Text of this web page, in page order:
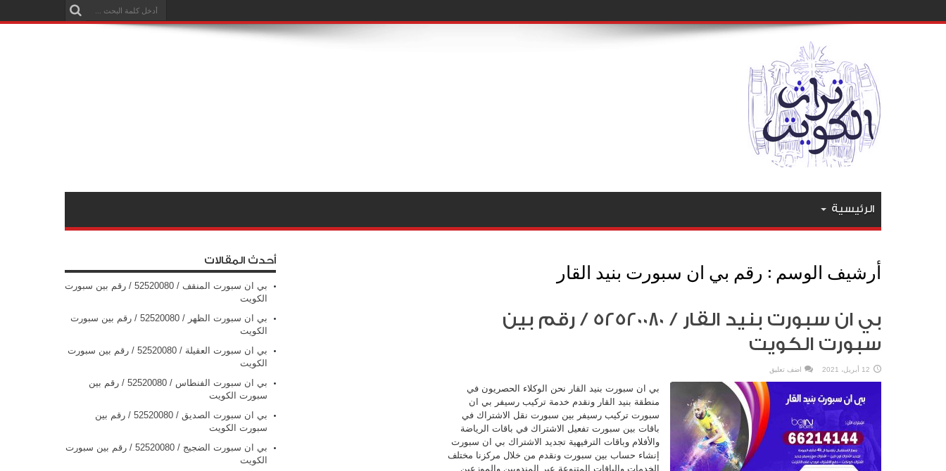
الرئيسية
أرشيف الوسم : رقم بي ان سبورت بنيد القار
بي ان سبورت بنيد القار / 52520080 / رقم بين
سبورت الكويت
12 أبريل، 2021 اضف تعليق
بي ان سبورت بنيد القار نحن الوكلاء الحصريون في
منطقة بنيد القار ونقدم خدمة تركيب رسيفر بي ان
سبورت تركيب رسيفر بين سبورت نقل الاشتراك في
باقات بين سبورت تفعيل الاشتراك في باقات الرياضة
والأفلام وباقات الترفيهية تجديد الاشتراك بي ان سبورت
إنشاء حساب بين سبورت ونقدم من خلال مركزنا مختلف
الخدمات والباقات المتنوعة عبر المندوبين والموزعين
أحدث المقالات
بي ان سبورت المنقف / 52520080 / رقم بين سبورت
الكويت
بي ان سبورت الظهر / 52520080 / رقم بين سبورت
الكويت
بي ان سبورت العقيلة / 52520080 / رقم بين سبورت
الكويت
بي ان سبورت الفنطاس / 52520080 / رقم بين
سبورت الكويت
بي ان سبورت الصديق / 52520080 / رقم بين
سبورت الكويت
بي ان سبورت الضجيج / 52520080 / رقم بين سبورت
الكويت